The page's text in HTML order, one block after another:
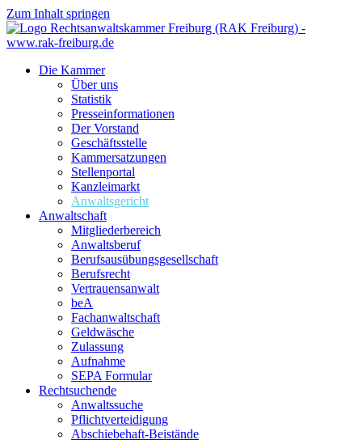
Zum Inhalt springen
Die Kammer
Über uns
Statistik
Presseinformationen
Der Vorstand
Geschäftsstelle
Kammersatzungen
Stellenportal
Kanzleimarkt
Anwaltsgericht
Anwaltschaft
Mitgliederbereich
Anwaltsberuf
Berufsausübungs­gesellschaft
Berufsrecht
Vertrauensanwalt
beA
Fachanwaltschaft
Geldwäsche
Zulassung
Aufnahme
SEPA Formular
Rechtsuchende
Anwaltssuche
Pflichtverteidigung
Abschiebehaft-Beistände